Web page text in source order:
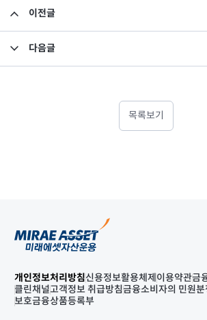
이전글
다음글
목록보기
개인정보처리방침신용정보활용체제 이용약관금
클린채널고객정보 취급방침금융소비자의 민원분
보호금융상품등록부